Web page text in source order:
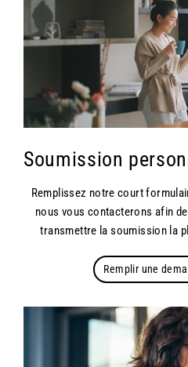
Soumission
Remplissez notre court
nous vous contacterons afin
transmettre la soumission la
Remplir une